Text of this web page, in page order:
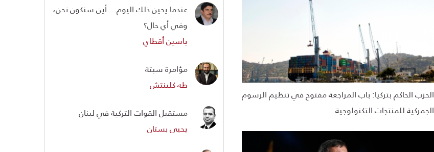
الحزب الحاكم بتركيا: باب المراجعة مفتوح في تنظيم الرسوم
الجمركية للمنتجات التكنولوجية
عندما يحين ذلك اليوم... أين سنكون نحن،
وفي أي حال؟
ياسين أقطاي
مؤامرة سبتة
طه كلينتش
مستقبل القوات التركية في لبنان
يحيى بستان